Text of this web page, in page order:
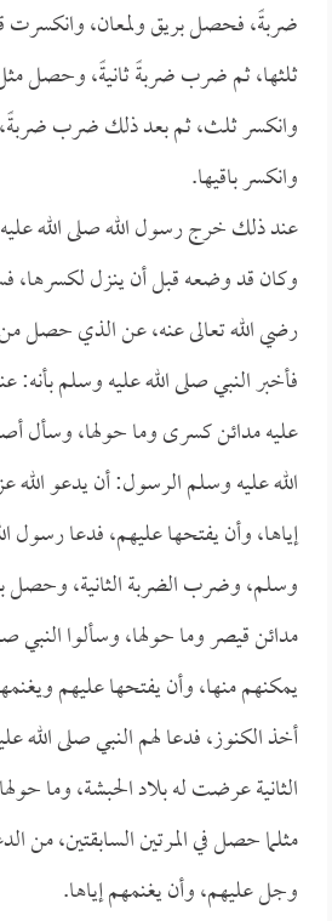
ضربةً، فحصل بريق ولمعان، وانكسرت
ثلثها، ثم ضرب ضربةً ثانيةً، وحصل مثل
وانكسر ثلث، ثم بعد ذلك ضرب
وانكسر باقيها.
عند ذلك خرج رسول الله صلى الله
وكان قد وضعه قبل أن ينزل لكسرها،
رضي الله تعالى عنه، عن الذي حصل من
فأخبر النبي صلى الله عليه وسلم بأنه:
عليه مدائن كسرى وما حولها، وسأل
الله عليه وسلم الرسول: أن يدعو
إياها، وأن يفتحها عليهم، فدعا رسول
وسلم، وضرب الضربة الثانية، وحصل
مدائن قيصر وما حولها، وسألوا النبي
يمكنهم منها، وأن يفتحها عليهم
أخذ الكنوز، فدعا لهم النبي صلى الله
الثانية عرضت له بلاد الحبشة، وما
مثلما حصل في المرتين السابقتين، من
وجل عليهم، وأن يغنمهم إياها.